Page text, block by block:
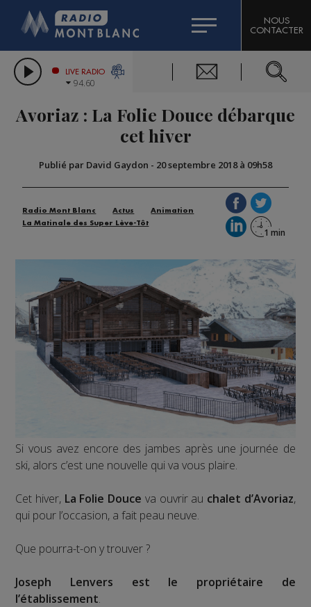
LES CHRONIQUES DE L'EXPERT
CITIZEN MACHINERY
GRAND MASSIF DOMAINES SKIABLES
BIGARD
COMPAGNIE DU MONT-BLANC
NOUS
CONTACTER
LIVE RADIO
94.60
Avoriaz : La Folie Douce débarque
cet hiver
Publié par David Gaydon - 20 septembre 2018 à 09h58
Radio Mont Blanc Actus
Animation
La Matinale des Super Lève-Tôt
Si vous avez encore des jambes après une journée de
ski, alors c’est une nouvelle qui va vous plaire.
Cet hiver, La Folie Douce va ouvrir au chalet d’Avoriaz,
qui pour l’occasion, a fait peau neuve.
Que pourra-t-on y trouver ?
Joseph Lenvers est le propriétaire de
l’établissement.